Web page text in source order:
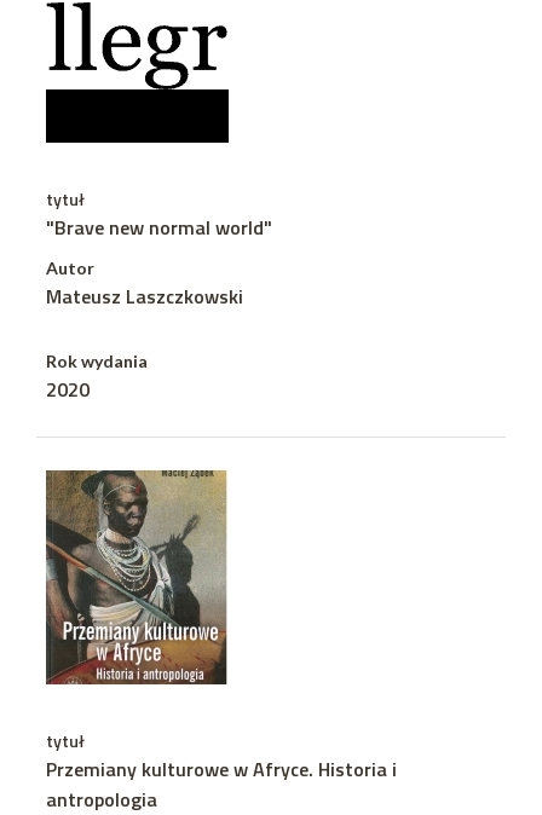
tytuł
"Brave new normal world"
Autor
Mateusz Laszczkowski
Rok wydania
2020
tytuł
Przemiany kulturowe w Afryce. Historia i
antropologia